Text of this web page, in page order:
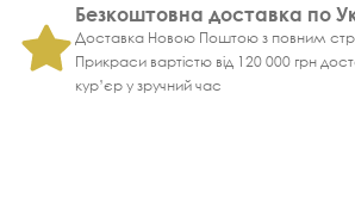
Безкоштовна доставка по
Доставка Новою Поштою з повним
Прикраси вартістю від 120 000 грн
кур’єр у зручний час